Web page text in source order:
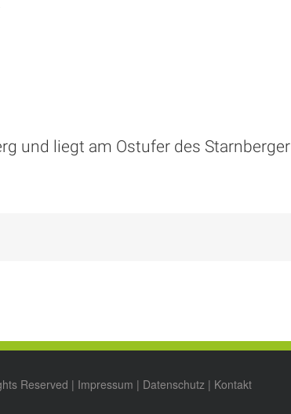
und liegt am Ostufer des Starnberger
Reserved | Impressum | Datenschutz| Kontakt